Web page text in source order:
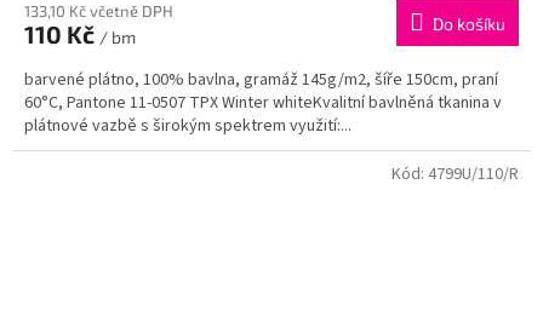
133,10 Kč včetně DPH
110 Kč / bm
Do košíku
barvené plátno, 100% bavlna, gramáž 145g/m2, šíře 150cm, praní
60°C, Pantone 11-0507 TPX Winter whiteKvalitní bavlněná tkanina v
plátnové vazbě s širokým spektrem využití:...
Kód: 4799U/110/R